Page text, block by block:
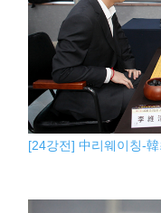
[24강전] 中리웨이칭-韓